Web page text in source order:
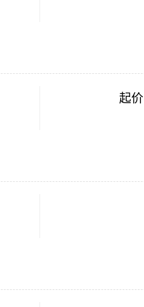
起价